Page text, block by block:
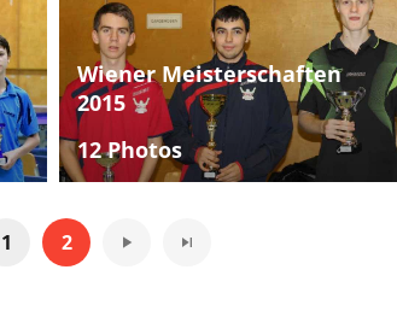
Wiener Meisterschaften
2015
12 Photos
1 2